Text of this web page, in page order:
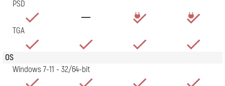
PSD
TGA
OS
Windows 7-11 - 32/64-bit